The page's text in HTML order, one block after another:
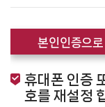
본인인증으로
휴대폰 인증
호를 재설정